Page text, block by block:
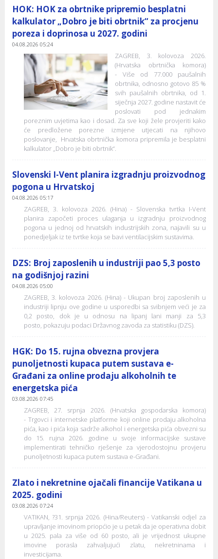
HOK: HOK za obrtnike pripremio besplatni
kalkulator „Dobro je biti obrtnik“ za procjenu
poreza i doprinosa u 2027. godini
04.08.2026 05:24
ZAGREB, 3. kolovoza 2026.
(Hrvatska obrtnička komora)
- Više od 77.000 paušalnih
obrtnika, odnosno gotovo 85 %
svih paušalnih obrtnika, od 1.
siječnja 2027. godine nastavit će
poslovati pod jednakim
poreznim uvjetima kao i dosad. Za sve koji žele provjeriti kako
će predložene porezne izmjene utjecati na njihovo
poslovanje, Hrvatska obrtnička komora pripremila je besplatni
kalkulator „Dobro je biti obrtnik“.
Slovenski I-Vent planira izgradnju proizvodnog
pogona u Hrvatskoj
04.08.2026 05:17
ZAGREB, 3. kolovoza 2026. (Hina) - Slovenska tvrtka I-Vent
planira započeti proces ulaganja u izgradnju proizvodnog
pogona u jednoj od hrvatskih industrijskih zona, najavili su u
ponedjeljak iz te tvrtke koja se bavi ventilacijskim sustavima.
DZS: Broj zaposlenih u industriji pao 5,3 posto
na godišnjoj razini
04.08.2026 05:00
ZAGREB, 3. kolovoza 2026. (Hina) - Ukupan broj zaposlenih u
industriji lipnju ove godine u usporedbi sa svibnjem veći je za
0,2 posto, dok je u odnosu na lipanj lani manji za 5,3
posto, pokazuju podaci Državnog zavoda za statistiku (DZS).
HGK: Do 15. rujna obvezna provjera
punoljetnosti kupaca putem sustava e-
Građani za online prodaju alkoholnih te
energetska pića
03.08.2026 07:45
ZAGREB, 27. srpnja 2026. (Hrvatska gospodarska komora)
- Trgovci i internetske platforme koji online prodaju alkoholna
pića, kao i pića koja sadrže alkohol i energetska pića obvezni su
do 15. rujna 2026. godine u svoje informacijske sustave
implementirati tehničko rješenje za vjerodostojnu provjeru
punoljetnosti kupaca putem sustava e-Građani.
Zlato i nekretnine ojačali financije Vatikana u
2025. godini
03.08.2026 07:24
VATIKAN, ?31. srpnja 2026. (Hina/Reuters) - Vatikanski odjel za
upravljanje imovinom priopćio je u petak da je operativna dobit
u 2025. pala za više od 60 posto, ali je vrijednost ukupne
imovine porasla zahvaljujući zlatu, nekretninama i
investicijama.